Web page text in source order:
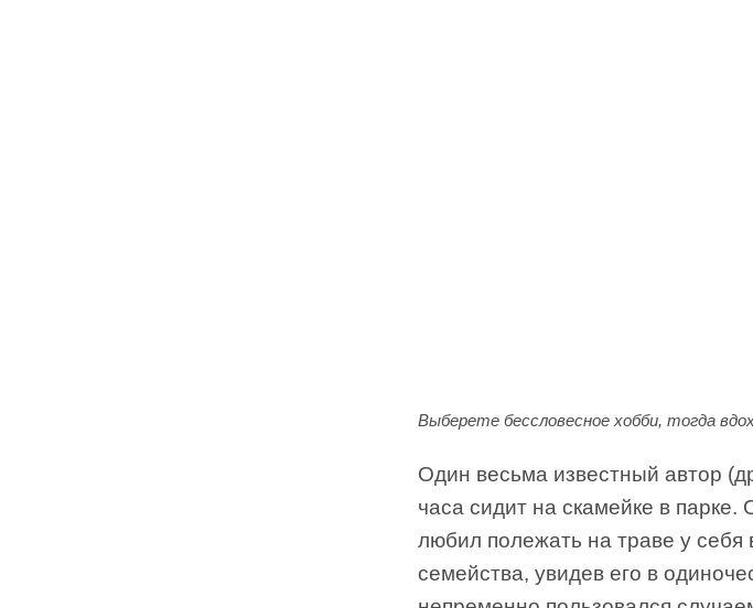
Выберете бессловесное хобби, тогда
Один весьма известный автор
часа сидит на скамейке в парке.
любил полежать на траве у себя
семейства, увидев его в